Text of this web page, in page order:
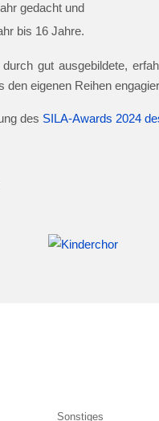
gedacht und
bis 16 Jahre.
gut ausgebildete,
eigenen Reihen
des SILA-Awards 2024